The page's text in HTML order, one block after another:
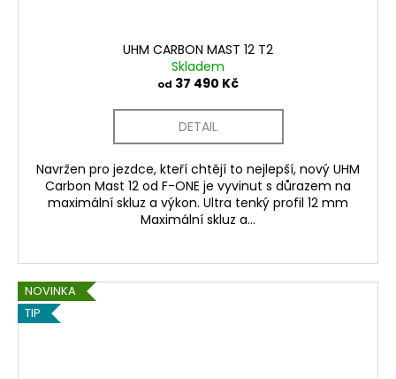
UHM CARBON MAST 12 T2
Skladem
od 37 490 Kč
DETAIL
Navržen pro jezdce, kteří chtějí to nejlepší, nový UHM
Carbon Mast 12 od F-ONE je vyvinut s důrazem na
maximální skluz a výkon. Ultra tenký profil 12 mm
Maximální skluz a...
NOVINKA
TIP